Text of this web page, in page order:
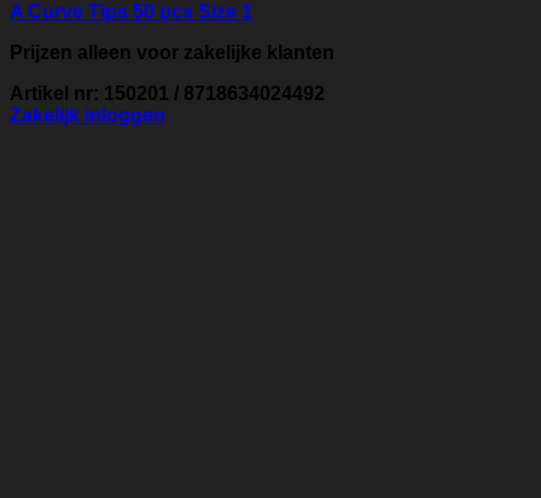
A Curve Tips 50 pcs Size 1
Prijzen alleen voor zakelijke klanten
Artikel nr: 150201 / 8718634024492
Zakelijk inloggen